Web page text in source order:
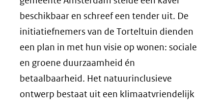
beschikbaar en schreef een tender uit. De
initiatiefnemers van de Torteltuin dienden
een plan in met hun visie op wonen: sociale
en groene duurzaamheid én
betaalbaarheid. Het natuurinclusieve
ontwerp bestaat uit een klimaatvriendelijk